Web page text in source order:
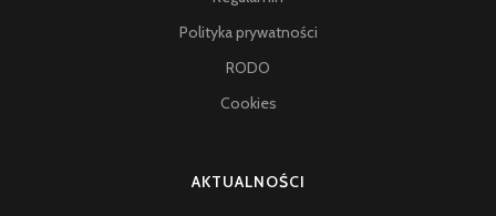
Polityka prywatności
RODO
Cookies
AKTUALNOŚCI